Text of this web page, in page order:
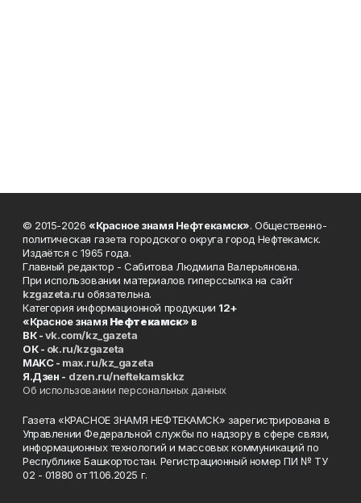
© 2015-2026 «Красное знамя Нефтекамск». Общественно-
политическая газета городского округа город Нефтекамск.
Издаётся с 1965 года.
Главный редактор - Сабитова Людмила Валерьяновна.
При использовании материалов гиперссылка на сайт
kzgazeta.ru обязательна.
Категория информационной продукции 12+
«Красное знамя Нефтекамск» в
ВК -vk.com/kz_gazeta
ОК - ok.ru/kzgazeta
MAKC - max.ru/kz_gazeta
Я.Дзен - dzen.ru/neftekamskkz
Об использовании персональных данных
Газета «КРАСНОЕ ЗНАМЯ НЕФТЕКАМСК» зарегистрирована в
Управлении Федеральной службы по надзору в сфере связи,
информационных технологий и массовых коммуникаций по
Республике Башкортостан. Регистрационный номер ПИ № ТУ
02 - 01880 от 11.06.2025 г.